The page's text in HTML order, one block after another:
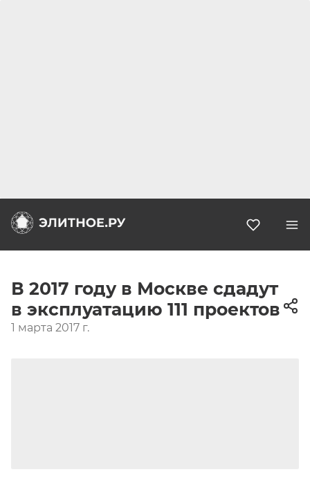
В 2017 году в Москве сдадут
в эксплуатацию 111 проектов
1 марта 2017 г.